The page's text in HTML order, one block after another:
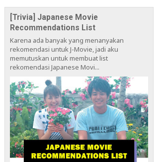
[Trivia] Japanese Movie
Recommendations List
Karena ada banyak yang menanyakan
rekomendasi untuk J-Movie, jadi aku
memutuskan untuk membuat list
rekomendasi Japanese Movi...